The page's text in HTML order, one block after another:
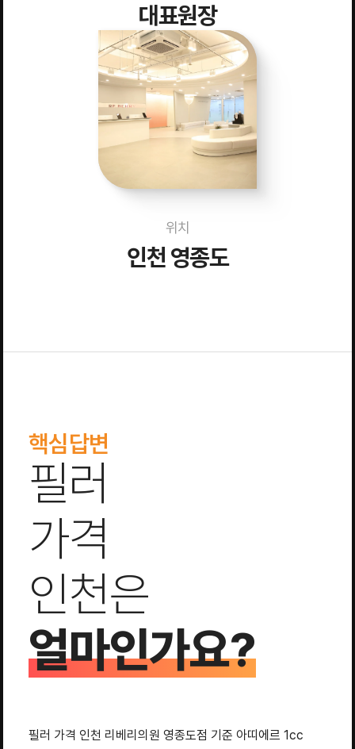
대표원장
위치
인천 영종도
핵심답변
필러
가격
인천은
얼마인가요?
필러 가격 인천 리베리의원 영종도점 기준 아띠에르 1cc